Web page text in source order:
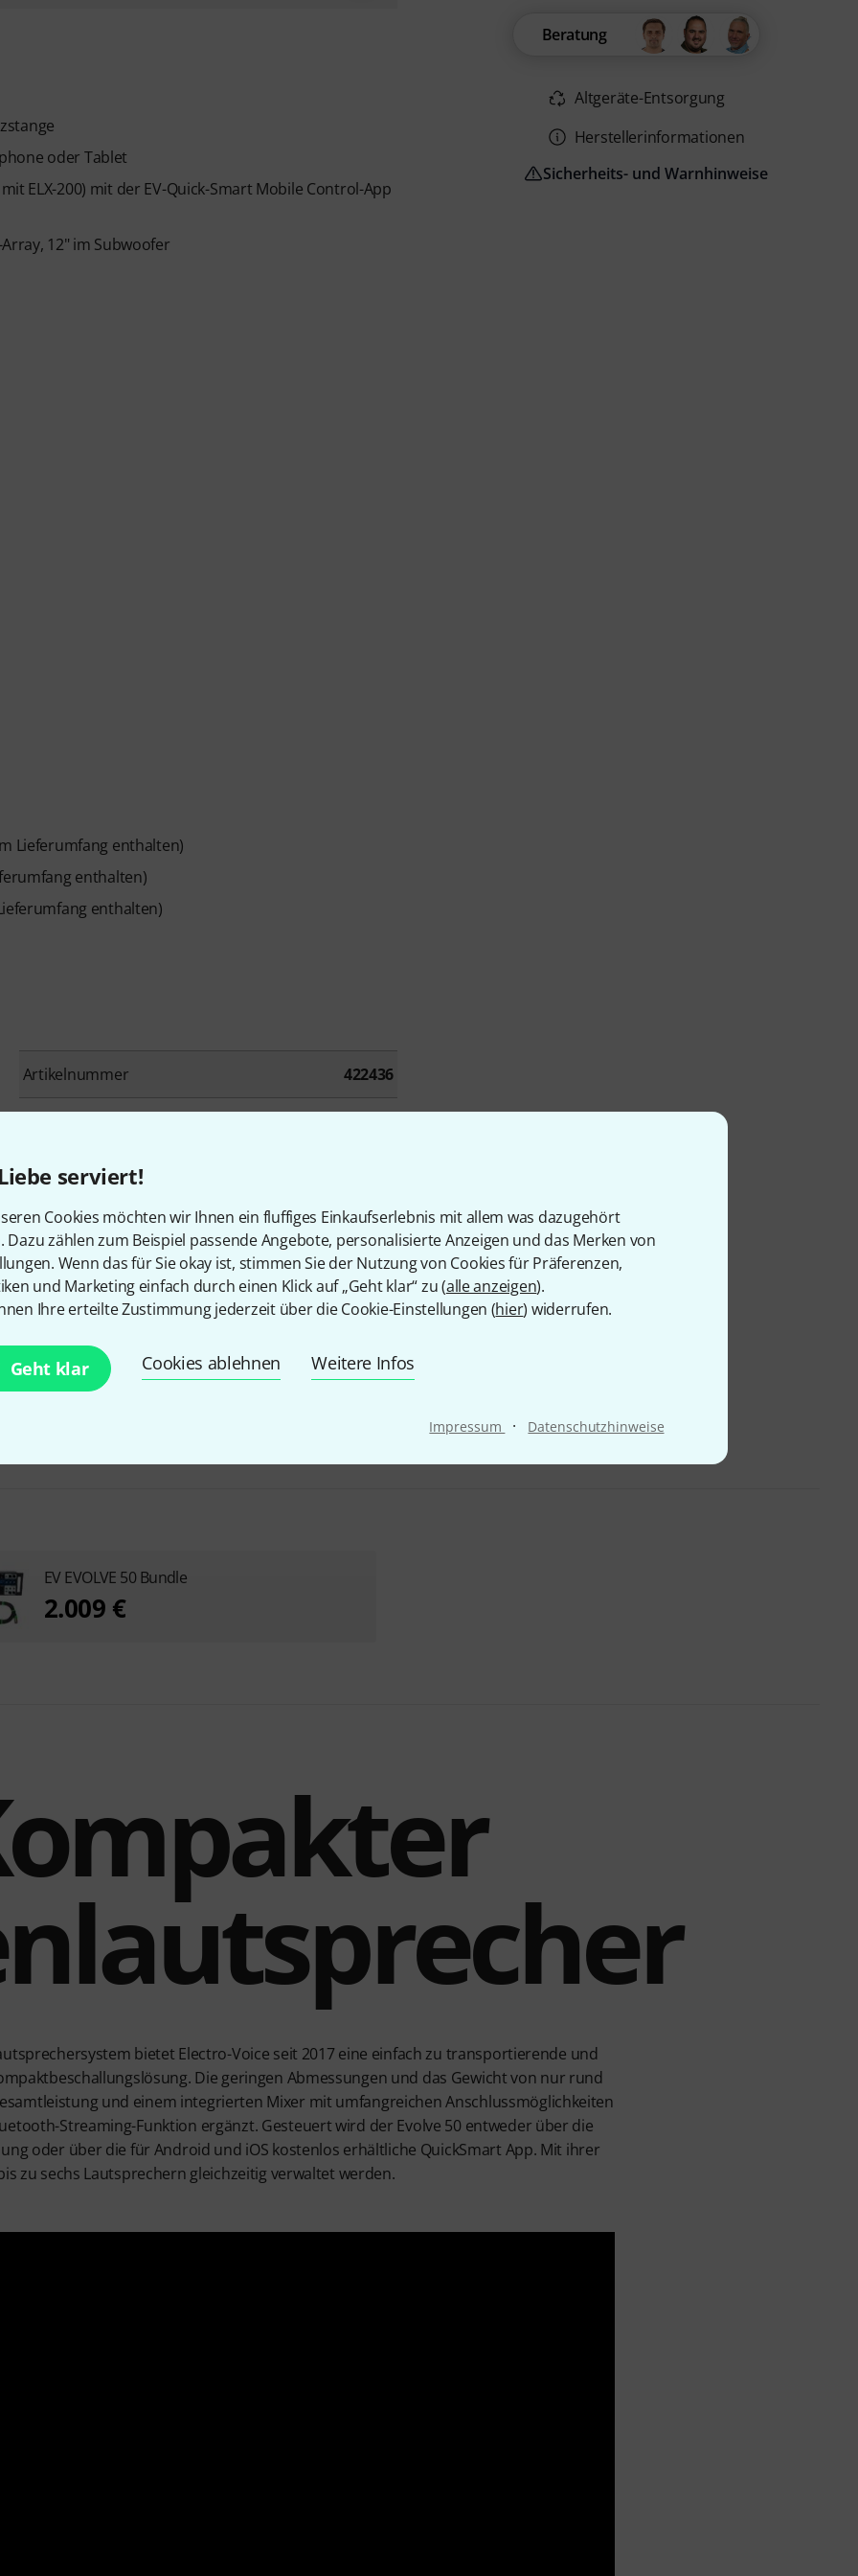
serviert!
Cookies möchten wir Ihnen ein fluffiges Einkaufserlebnis mit allem was dazugehört
Dazu zählen zum Beispiel passende Angebote, personalisierte Anzeigen und das Merken von
Wenn das für Sie okay ist, stimmen Sie der Nutzung von Cookies für Präferenzen,
und Marketing einfach durch einen Klick auf „Geht klar“ zu (alle anzeigen).
Ihre erteilte Zustimmung jederzeit über die Cookie-Einstellungen (hier) widerrufen.
Geht klar Cookies ablehnen Weitere Infos
Impressum · Datenschutzhinweise
oder Tablet
ELX-200) mit der EV-Quick-Smart Mobile Control-App
12" im Subwoofer
Lieferumfang enthalten)
enthalten)
enthalten)
Artikelnummer 422436
Tieftöner Sub
Inputs zeitgleich 3
Akku Nein
Bluetooth Play Ja
Beratung
Altgeräte-Entsorgung
Herstellerinformationen
Sicherheits- und Warnhinweise
EV EVOLVE 50 Bundle
2.009 €
bietet Electro-Voice seit 2017 eine einfach zu transportierende und
Die geringen Abmessungen und das Gewicht von nur rund
und einem integrierten Mixer mit umfangreichen Anschlussmöglichkeiten
Streaming-Funktion ergänzt. Gesteuert wird der Evolve 50 entweder über die
oder über die für Android und iOS kostenlos erhältliche QuickSmart App. Mit ihrer
zu sechs Lautsprechern gleichzeitig verwaltet werden.